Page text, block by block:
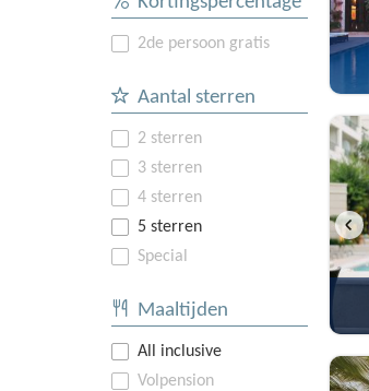
2de persoon gratis
Aantal sterren
2 sterren
3 sterren
4 sterren
5 sterren
Special
Maaltijden
All inclusive
Volpension